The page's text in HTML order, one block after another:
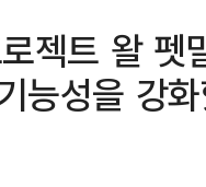
젝트 왈
능성을 강